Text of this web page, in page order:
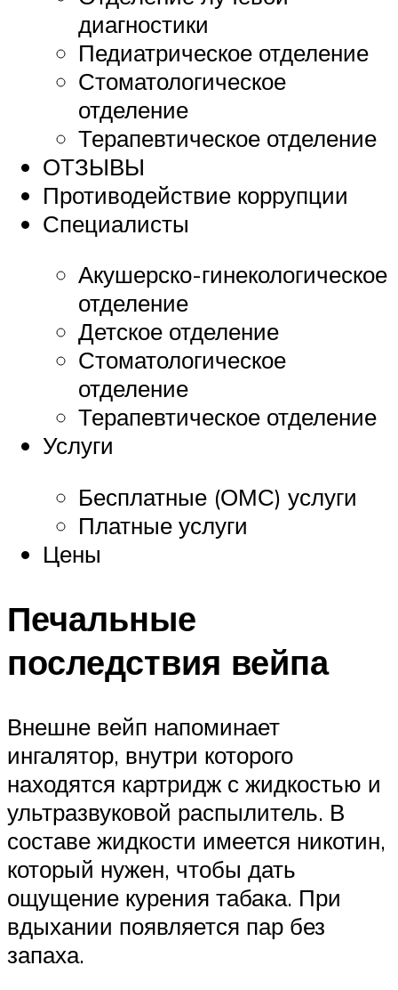
диагностики
Педиатрическое отделение
Стоматологическое
отделение
Терапевтическое отделение
ОТЗЫВЫ
Противодействие коррупции
Специалисты
Акушерско-гинекологическое
отделение
Детское отделение
Стоматологическое
отделение
Терапевтическое отделение
Услуги
Бесплатные (ОМС) услуги
Платные услуги
Цены
Печальные
последствия вейпа
Внешне вейп напоминает
ингалятор, внутри которого
находятся картридж с жидкостью и
ультразвуковой распылитель. В
составе жидкости имеется никотин,
который нужен, чтобы дать
ощущение курения табака. При
вдыхании появляется пар без
запаха.